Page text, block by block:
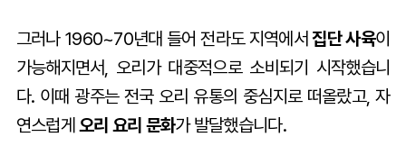
그러나 1960~70년대 들어 전라도 지역에서집단 사육이
가능해지면서, 오리가 대중적으로 소비되기 시작했습니
다. 이때 광주는 전국 오리 유통의 중심지로 떠올랐고, 자
연스럽게오리 요리 문화가 발달했습니다.